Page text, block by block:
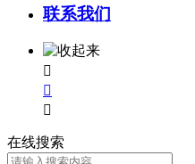
联系我们



在线搜索